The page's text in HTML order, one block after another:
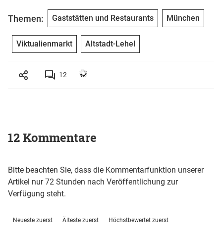
Themen: Gaststätten und Restaurants München
Viktualienmarkt Altstadt-Lehel
12
12 Kommentare
Bitte beachten Sie, dass die Kommentarfunktion unserer
Artikel nur 72 Stunden nach Veröffentlichung zur
Verfügung steht.
Neueste zuerst Älteste zuerst Höchstbewertet zuerst